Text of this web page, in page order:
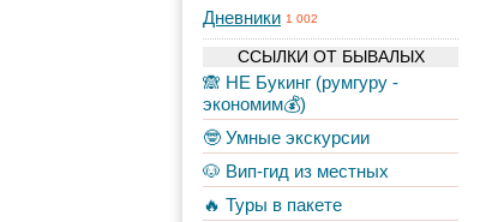
Дневники 1 002
ССЫЛКИ ОТ БЫВАЛЫХ
🙈 НЕ Букинг (румгуру -
экономим💰)
🤓 Умные экскурсии
🐶 Вип-гид из местных
🔥 Туры в пакете